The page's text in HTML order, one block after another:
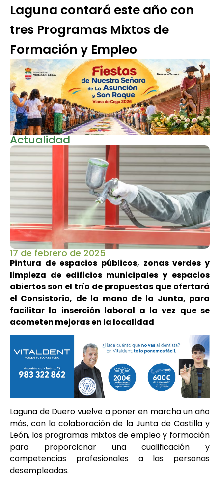
Laguna contará este año con
tres Programas Mixtos de
Formación y Empleo
Actualidad
17 de febrero de 2025
Pintura de espacios públicos, zonas verdes y
limpieza de edificios municipales y espacios
abiertos son el trío de propuestas que ofertará
el Consistorio, de la mano de la Junta, para
facilitar la inserción laboral a la vez que se
acometen mejoras en la localidad
Laguna de Duero vuelve a poner en marcha un año
más, con la colaboración de la Junta de Castilla y
León, los programas mixtos de empleo y formación
para proporcionar una cualificación y
competencias profesionales a las personas
desempleadas.